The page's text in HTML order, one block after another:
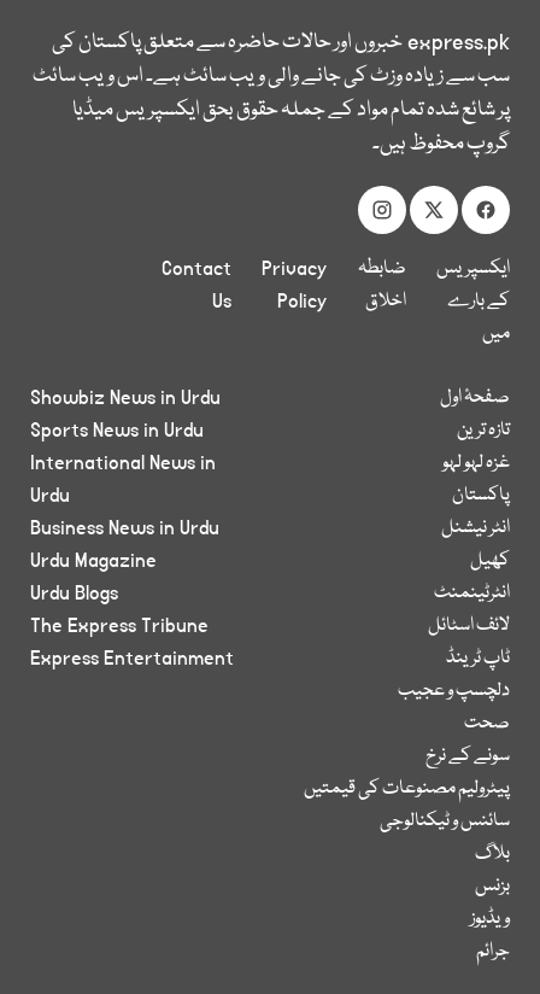
express.pkخبروں اور حالات حاضرہ سے متعلق پاکستان کی
سب سے زیادہ وزٹ کی جانے والی ویب سائٹ ہے۔ اس ویب سائٹ
پر شائع شدہ تمام مواد کے جملہ حقوق بحق ایکسپریس میڈیا
گروپ محفوظ ہیں۔
ایکسپریس
کے بارے
میں
ضابطہ
اخلاق
Privacy
Policy
Contact
Us
صفحۂ اول
تازہ ترین
غزہ لہو لہو
پاکستان
انٹر نیشنل
کھیل
انٹرٹینمنٹ
لائف اسٹائل
ٹاپ ٹرینڈ
دلچسپ و عجیب
صحت
سونے کے نرخ
پیٹرولیم مصنوعات کی قیمتیں
سائنس و ٹیکنالوجی
بلاگ
بزنس
ویڈیوز
جرائم
Showbiz News in Urdu
Sports News in Urdu
International News in
Urdu
Business News in Urdu
Urdu Magazine
Urdu Blogs
The Express Tribune
Express Entertainment